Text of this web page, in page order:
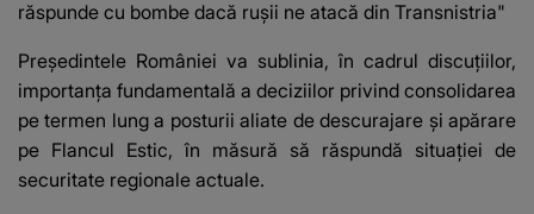
răspunde cu bombe dacă rușii ne atacă din Transnistria"
Preşedintele României va sublinia, în cadrul discuţiilor,
importanţa fundamentală a deciziilor privind consolidarea
pe termen lung a posturii aliate de descurajare şi apărare
pe Flancul Estic, în măsură să răspundă situaţiei de
securitate regionale actuale.